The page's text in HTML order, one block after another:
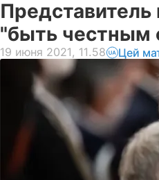
"быть честным
19 июня 2021, 11.58 Цей